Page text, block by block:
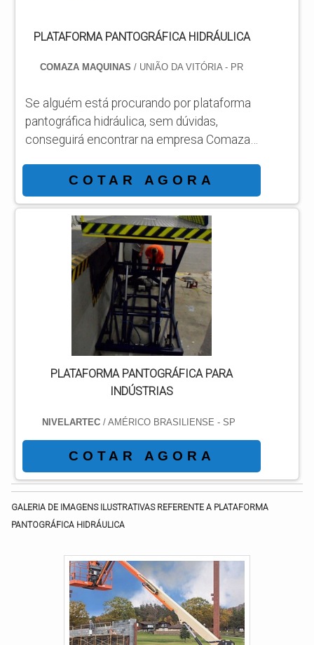
PLATAFORMA PANTOGRÁFICA HIDRÁULICA
COMAZA MAQUINAS/ UNIÃO DA VITÓRIA - PR
Se alguém está procurando por plataforma
pantográfica hidráulica, sem dúvidas,
conseguirá encontrar na empresa Comaza.
organização do ramo e achando a
sofisticação, qualidade e preço justo em
um só lugar. Quando o interesse é por
plataforma pantográfica hidráulica, com a
Comaza encontramos ótima qualidade com
comprometimento com os resultados dos
clientes.UM POUCO MAIS SOBRE
PLATAFORMA PANTOGRÁFICA HIDR...
COTAR AGORA
PLATAFORMA PANTOGRÁFICA PARA
INDÚSTRIAS
NIVELARTEC/ AMÉRICO BRASILIENSE - SP
COTAR AGORA
GALERIA DE IMAGENS ILUSTRATIVAS REFERENTE A PLATAFORMA
PANTOGRÁFICA HIDRÁULICA